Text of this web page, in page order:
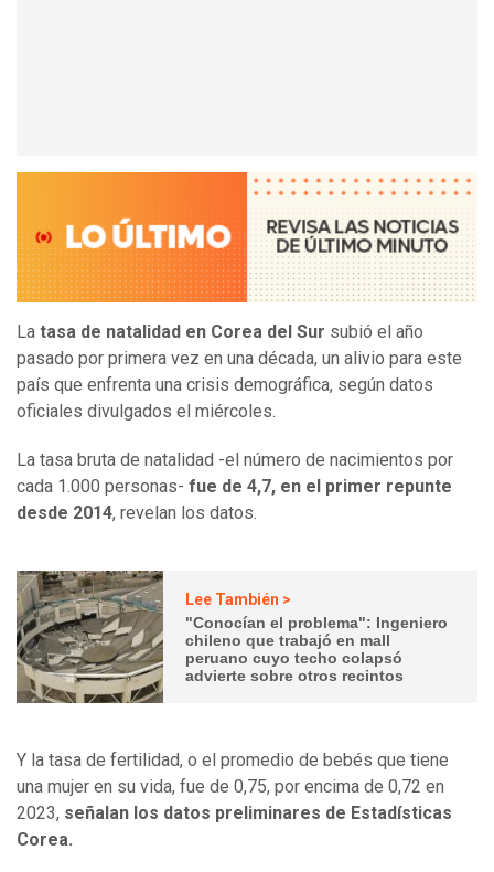
La tasa de natalidad en Corea del Sur subió el año
pasado por primera vez en una década, un alivio para este
país que enfrenta una crisis demográfica, según datos
oficiales divulgados el miércoles.
La tasa bruta de natalidad -el número de nacimientos por
cada 1.000 personas- fue de 4,7, en el primer repunte
desde 2014, revelan los datos.
Lee También >
"Conocían el problema": Ingeniero
chileno que trabajó en mall
peruano cuyo techo colapsó
advierte sobre otros recintos
Y la tasa de fertilidad, o el promedio de bebés que tiene
una mujer en su vida, fue de 0,75, por encima de 0,72 en
2023, señalan los datos preliminares de Estadísticas
Corea.